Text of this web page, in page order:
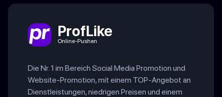
ProfLike
Online-Pushen
Die Nr. 1 im Bereich Social Media Promotion und
Website-Promotion, mit einem TOP-Angebot an
Dienstleistungen, niedrigen Preisen und einem